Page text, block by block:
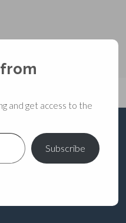
युद्धखण्ड]
and get access to the
Subscribe